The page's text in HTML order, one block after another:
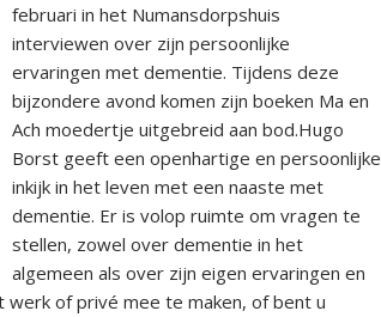
februari in het Numansdorpshuis
interviewen over zijn persoonlijke
ervaringen met dementie. Tijdens deze
bijzondere avond komen zijn boeken Ma en
Ach moedertje uitgebreid aan bod.Hugo
Borst geeft een openhartige en persoonlijke
inkijk in het leven met een naaste met
dementie. Er is volop ruimte om vragen te
stellen, zowel over dementie in het
algemeen als over zijn eigen ervaringen en
of privé mee te maken, of bent u